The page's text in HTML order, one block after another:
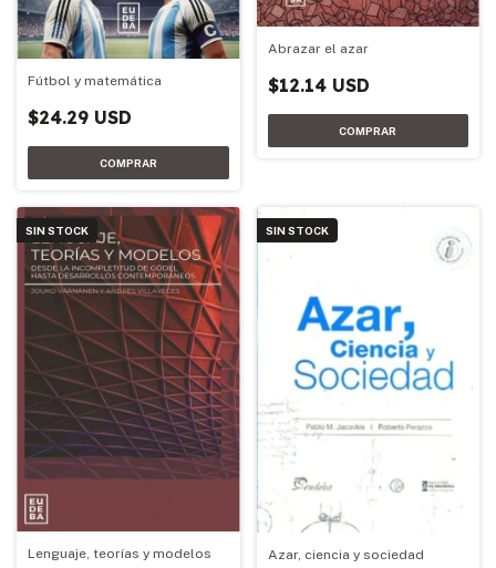
Fútbol y matemática
$24.29 USD
Abrazar el azar
$12.14 USD
SIN STOCK
Lenguaje, teorías y modelos
SIN STOCK
Azar, ciencia y sociedad